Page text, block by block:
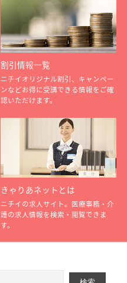
割引情報一覧
ニチイオリジナル割引、キャンペー
ンなどお得に受講できる情報をご確
認いただけます。
きゃりあネットとは
ニチイの求人サイト。医療事務・介
護の求人情報を検索・閲覧できま
す。